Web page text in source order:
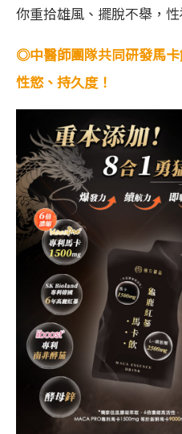
你重拾雄風、擺脫不舉，性
◎中醫師團隊共同研發馬
性慾、持久度！